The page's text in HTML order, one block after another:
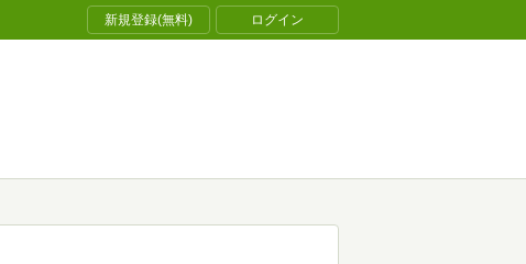
新規登録(無料) ログイン